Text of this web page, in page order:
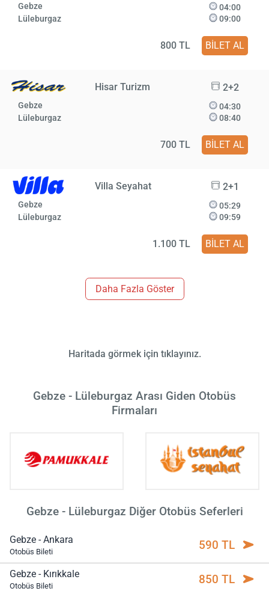
Gebze
Lüleburgaz
04:00
09:00
800 TL BİLET AL
Hisar Turizm 2+2
Gebze
Lüleburgaz
04:30
08:40
700 TL BİLET AL
Villa Seyahat 2+1
Gebze
Lüleburgaz
05:29
09:59
1.100 TL BİLET AL
Daha Fazla Göster
Haritada görmek için tıklayınız.
Gebze - Lüleburgaz Arası Giden Otobüs
Firmaları
Gebze - Lüleburgaz Diğer Otobüs Seferleri
Gebze - Ankara
Otobüs Bileti 590 TL
Gebze - Kırıkkale
Otobüs Bileti 850 TL